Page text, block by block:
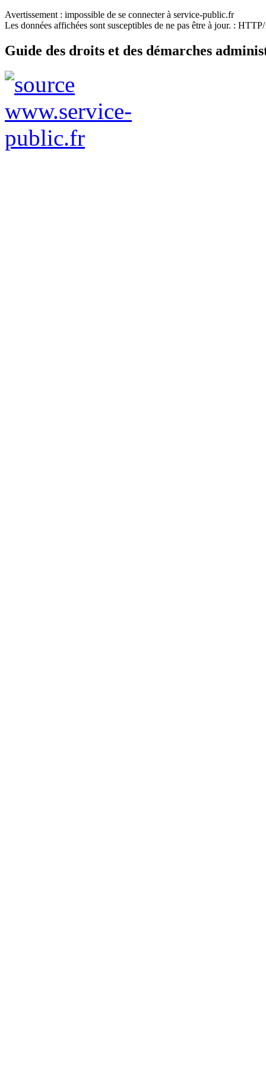
Avertissement : impossible de se connecter à service-public.fr
Les données affichées sont susceptibles de ne pas être à jour. :
Guide des droits et des démarches